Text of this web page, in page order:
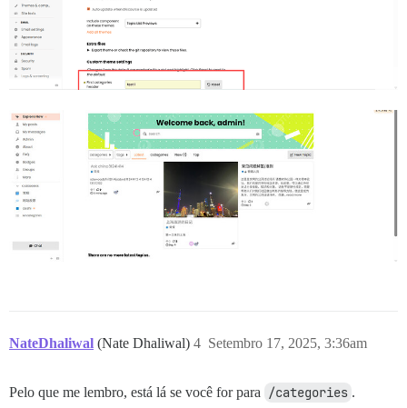
NateDhaliwal (Nate Dhaliwal) Setembro 17, 2025, 3:36am
4
Pelo que me lembro, está lá se você for para /categories .